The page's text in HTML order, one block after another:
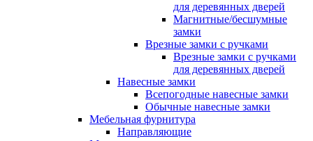
для деревянных дверей
Магнитные/бесшумные
замки
Врезные замки с ручками
Врезные замки с ручками
для деревянных дверей
Навесные замки
Всепогодные навесные замки
Обычные навесные замки
Мебельная фурнитура
Направляющие